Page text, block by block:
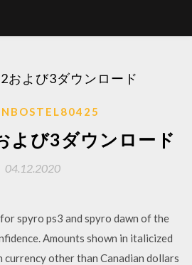
2および3ダウンロード
よび3ダウンロード
04.12.2020
spyro ps3 and spyro dawn of the
Amounts shown in italicized
other than Canadian dollars